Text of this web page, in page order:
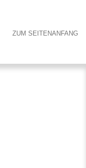
ZUM SEITENANFANG